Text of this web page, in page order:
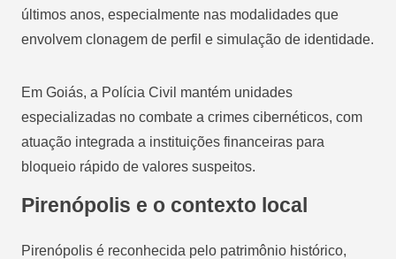
últimos anos, especialmente nas modalidades que
envolvem clonagem de perfil e simulação de identidade.
Em Goiás, a Polícia Civil mantém unidades
especializadas no combate a crimes cibernéticos, com
atuação integrada a instituições financeiras para
bloqueio rápido de valores suspeitos.
Pirenópolis e o contexto local
Pirenópolis é reconhecida pelo patrimônio histórico,